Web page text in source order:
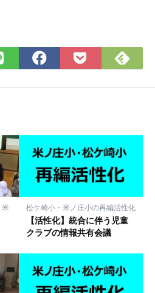
LINE
で
Facebook
で
Pocket
に
で
松ケ崎小・米ノ庄小の再編活性化
【活性化】統合に伴う児童
クラブの情報共有会議